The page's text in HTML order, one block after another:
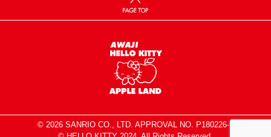
© 2026 SANRIO CO., LTD. APPROVAL NO. P180226-1